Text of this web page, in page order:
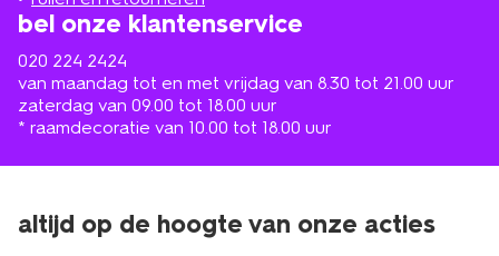
bel onze klantenservice
020 224 2424
van maandag tot en met vrijdag van 8.30 tot 21.00 uur
zaterdag van 09.00 tot 18.00 uur
* raamdecoratie van 10.00 tot 18.00 uur
altijd op de hoogte van onze acties